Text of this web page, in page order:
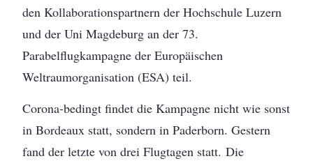
den Kollaborationspartnern der Hochschule Luzern
und der Uni Magdeburg an der 73.
Parabelflugkampagne der Europäischen
Weltraumorganisation (ESA) teil.
Corona-bedingt findet die Kampagne nicht wie sonst
in Bordeaux statt, sondern in Paderborn. Gestern
fand der letzte von drei Flugtagen statt. Die